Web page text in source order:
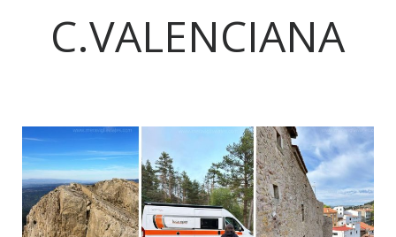
C.VALENCIANA